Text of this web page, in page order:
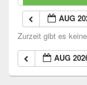
AUG
Zurzeit gibt es
AUG